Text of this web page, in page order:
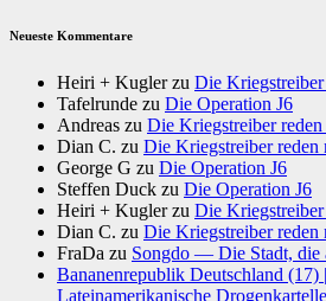
Neueste Kommentare
Heiri + Kuglerzu Die
Tafelrunde zu Die Operation J6
Andreas zu Die Kriegstreiber
Dian C. zu Die Kriegstreiber reden
George G zu Die Operation J6
Steffen Duck zu Die Operation J6
Heiri + Kuglerzu Die
Dian C. zu Die Kriegstreiber reden
FraDa zu Songdo — Die Stadt, die
Bananenrepublik Deutschland
Lateinamerikanische